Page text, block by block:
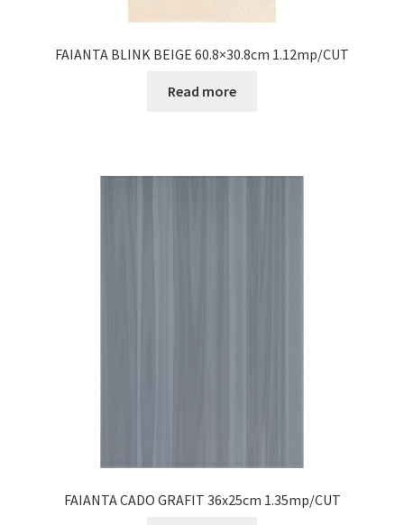
FAIANTA BLINK BEIGE 60.8×30.8cm 1.12mp/CUT
Read more
FAIANTA CADO GRAFIT 36x25cm 1.35mp/CUT